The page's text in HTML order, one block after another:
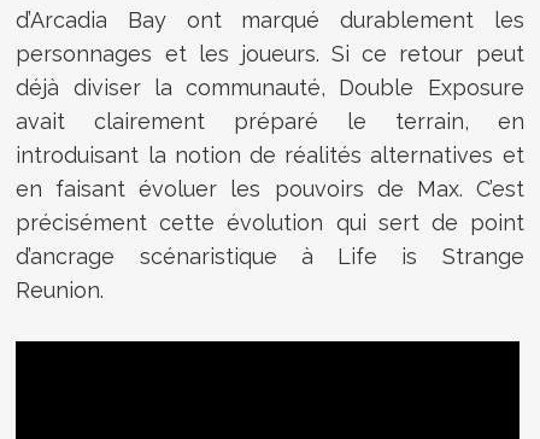
d’Arcadia Bay ont marqué durablement les
personnages et les joueurs. Si ce retour peut
déjà diviser la communauté, Double Exposure
avait clairement préparé le terrain, en
introduisant la notion de réalités alternatives et
en faisant évoluer les pouvoirs de Max. C’est
précisément cette évolution qui sert de point
d’ancrage scénaristique à Life is Strange
Reunion.